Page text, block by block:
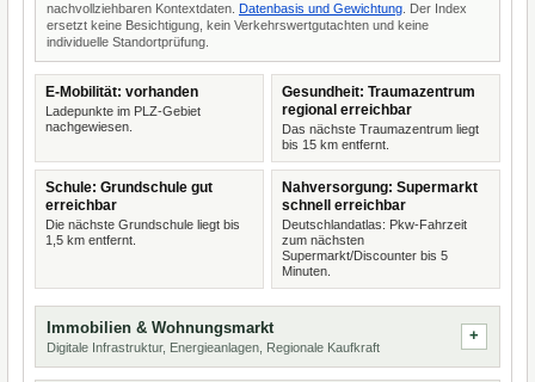
nachvollziehbaren Kontextdaten. Datenbasis und Gewichtung . Der Index
ersetzt keine Besichtigung, kein Verkehrswertgutachten und keine
individuelle Standortprüfung.
E-Mobilität: vorhanden
Ladepunkte im PLZ-Gebiet
nachgewiesen.
Gesundheit: Traumazentrum
regional erreichbar
Das nächste Traumazentrum liegt
bis 15 km entfernt.
Schule: Grundschule gut
erreichbar
Die nächste Grundschule liegt bis
1,5 km entfernt.
Nahversorgung: Supermarkt
schnell erreichbar
Deutschlandatlas: Pkw-Fahrzeit
zum nächsten
Supermarkt/Discounter bis 5
Minuten.
Immobilien & Wohnungsmarkt
Digitale Infrastruktur, Energieanlagen, Regionale Kaufkraft